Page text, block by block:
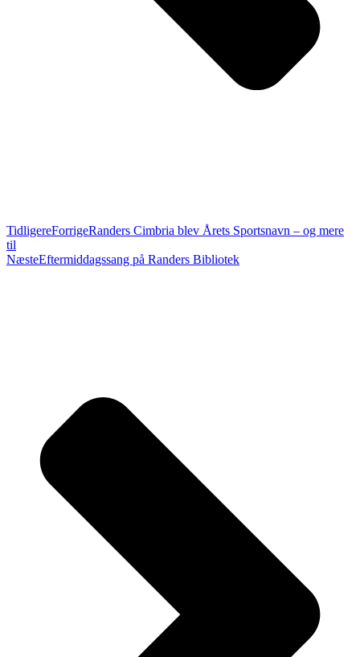
TidligereForrigeRanders Cimbria blev Årets Sportsnavn – og mere
til
NæsteEftermiddagssang på Randers Bibliotek